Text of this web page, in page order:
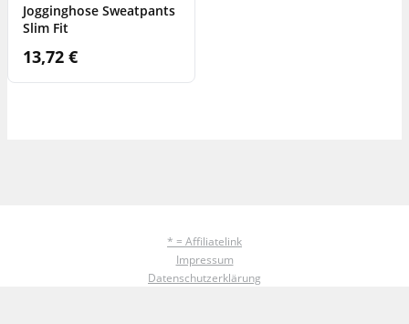
Jogginghose Sweatpants
Slim Fit
13,72 €
* = Affiliatelink
Impressum
Datenschutzerklärung